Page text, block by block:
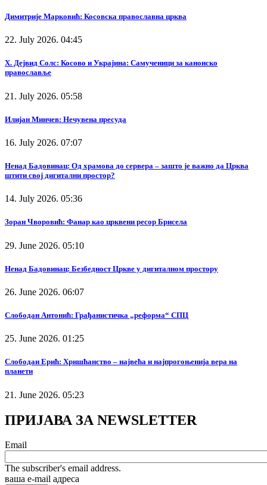
Димитрије Марковић: Косовска православна црква
22. July 2026. 04:45
Х. Дејвид Солс: Косово и Украјина: Самученици за канонско
православље
21. July 2026. 05:58
Илијан Минчев: Нечувена пресуда
16. July 2026. 07:07
Ненад Бадовинац: Од храмова до сервера – зашто је важно да Црква
штити свој дигитални простор?
14. July 2026. 05:36
Зоран Чворовић: Фанар као црквени ресор Брисела
29. June 2026. 05:10
Ненад Бадовинац: Безбедност Цркве у дигиталном простору
26. June 2026. 06:07
Слободан Антонић: Грађанистичка „реформа“ СПЦ
25. June 2026. 01:25
Слободан Ерић: Хришћанство – највећа и најпрогоњенија вера на
планети
21. June 2026. 05:23
ПРИЈАВА ЗА NEWSLETTER
Email
The subscriber's email address.
ваша е-mail адреса